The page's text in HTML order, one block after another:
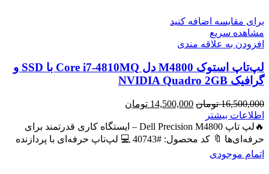
برای مقایسه اضافه کنید
مشاهده سریع
افزودن به علاقه مندی
لپ‌تاپ استوک M4800 دل Core i7-4810MQ با SSD و
گرافیک NVIDIA Quadro 2GB
16,500,000 تومان قیمت
16,500,000 تومان
بود.
14,500,000 تومان
14,500,000 تومان
است.
اطلاعات بیشتر
🔥لپ تاپ Dell Precision M4800 – ایستگاه کاری قدرتمند برای
حرفه‌ای‌ها 🔖 کد محصول: #40743 💻 لپ‌تاپ حرفه‌ای با پردازنده
اتمام موجودی